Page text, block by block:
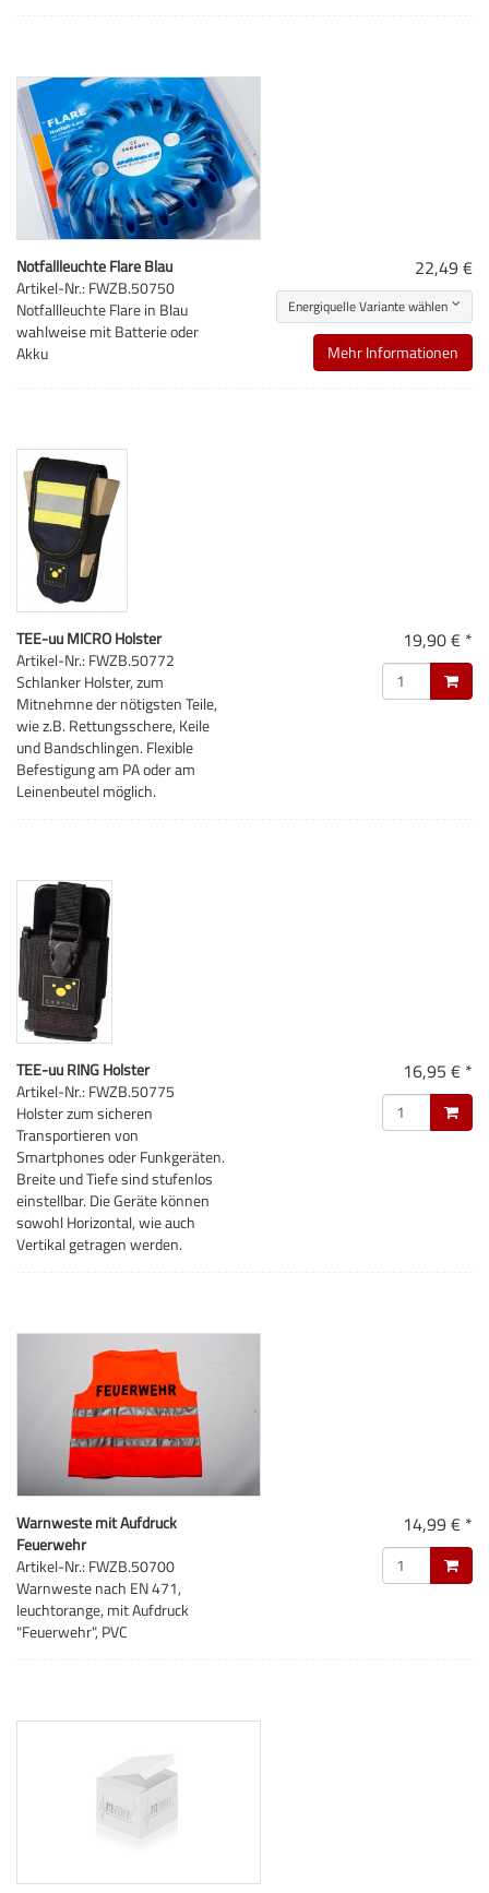
Notfallleuchte Flare Blau
Artikel-Nr.: FWZB.50750
Notfallleuchte Flare in Blau
wahlweise mit Batterie oder
Akku
22,49 €
Energiquelle Variante wählen
Mehr Informationen
TEE-uu MICRO Holster
Artikel-Nr.: FWZB.50772
Schlanker Holster, zum
Mitnehmne der nötigsten Teile,
wie z.B. Rettungsschere, Keile
und Bandschlingen. Flexible
Befestigung am PA oder am
Leinenbeutel möglich.
19,90 € *
TEE-uu RING Holster
Artikel-Nr.: FWZB.50775
Holster zum sicheren
Transportieren von
Smartphones oder Funkgeräten.
Breite und Tiefe sind stufenlos
einstellbar. Die Geräte können
sowohl Horizontal, wie auch
Vertikal getragen werden.
16,95 € *
Warnweste mit Aufdruck
Feuerwehr
Artikel-Nr.: FWZB.50700
Warnweste nach EN 471,
leuchtorange, mit Aufdruck
"Feuerwehr", PVC
14,99 € *